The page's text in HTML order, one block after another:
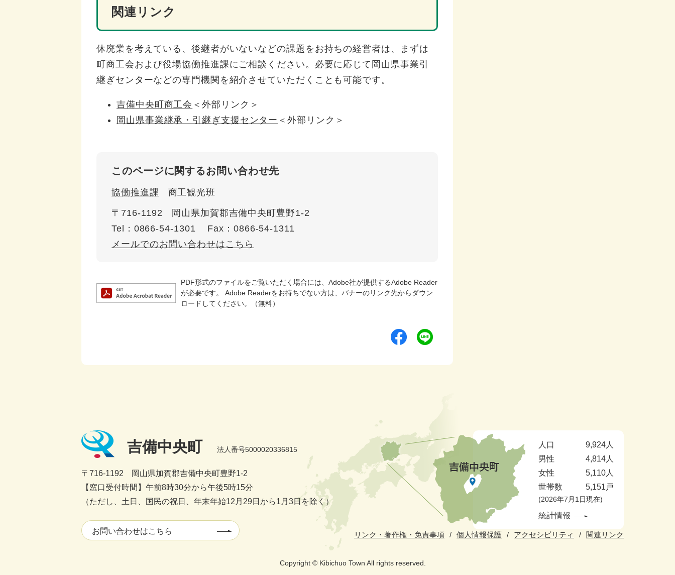
関連リンク
休廃業を考えている、後継者がいないなどの課題をお持ちの経営者は、まずは
町商工会および役場協働推進課にご相談ください。必要に応じて岡山県事業引
継ぎセンターなどの専門機関を紹介させていただくことも可能です。
吉備中央町商工会 ＜外部リンク＞
岡山県事業継承・引継ぎ支援センター ＜外部リンク＞
このページに関するお問い合わせ先
協働推進課 商工観光班
〒716-1192
岡山県加賀郡吉備中央町豊野1-2
Tel：0866-54-1301
Fax：0866-54-1311
メールでのお問い合わせはこちら
PDF形式のファイルをご覧いただく場合には、Adobe社が提供するAdobe Reader
が必要です。
Adobe Readerをお持ちでない方は、バナーのリンク先からダウン
ロードしてください。（無料）
吉備中央町 法人番号5000020336815
〒716-1192 岡山県加賀郡吉備中央町豊野1-2
【窓口受付時間】午前8時30分から午後5時15分
（ただし、土日、国民の祝日、年末年始12月29日から1月3日を除く）
お問い合わせはこちら
人口
9,924人
男性
4,814人
女性
5,110人
世帯数
5,151戸
2026年7月1日現在
統計情報
リンク・著作権・免責事項 個人情報保護 アクセシビリティ 関連リンク
Copyright © Kibichuo Town All rights reserved.